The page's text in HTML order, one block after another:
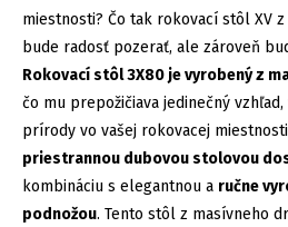
miestnosti? Čo tak rokovací stôl XV
bude radosť pozerať, ale zároveň
Rokovací stôl 3X80 je vyrobený z
čo mu prepožičiava jedinečný
prírody vo vašej rokovacej
priestrannou dubovou stolovou
kombináciu s elegantnou a ručne
podnožou. Tento stôl z masívneho